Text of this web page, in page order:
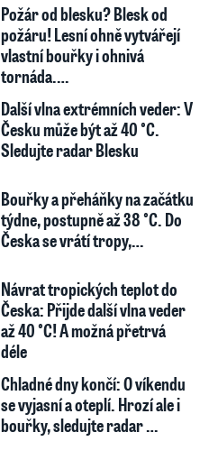
Požár od blesku? Blesk od
požáru! Lesní ohně vytvářejí
vlastní bouřky i ohnivá
tornáda.…
Další vlna extrémních veder: V
Česku může být až 40 °C.
Sledujte radar Blesku
Bouřky a přeháňky na začátku
týdne, postupně až 38 °C. Do
Česka se vrátí tropy,…
Návrat tropických teplot do
Česka: Přijde další vlna veder
až 40 °C! A možná přetrvá
déle
Chladné dny končí: O víkendu
se vyjasní a oteplí. Hrozí ale i
bouřky, sledujte radar …